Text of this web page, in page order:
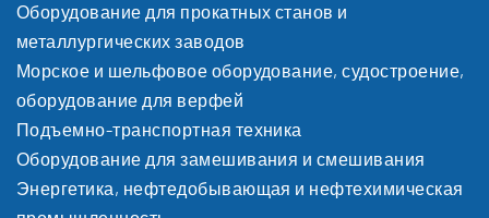
Оборудование для прокатных станов и
металлургических заводов
Морское и шельфовое оборудование, судостроение,
оборудование для верфей
Подъемно-транспортная техника
Оборудование для замешивания и сме­ши­ва­ния
Энергетика, нефтедобывающая и нефтехимическая